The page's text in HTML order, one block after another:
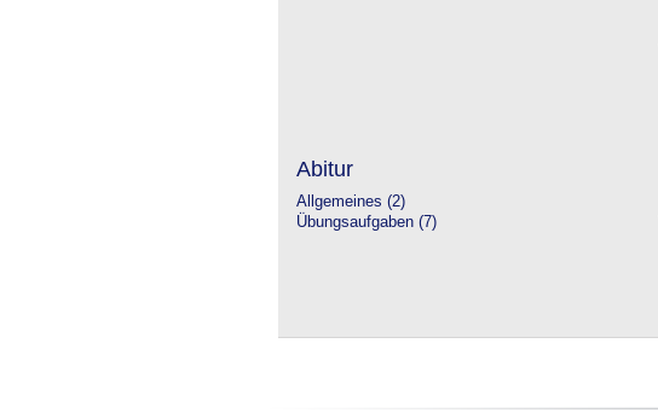
Abitur
Allgemeines (2)
Übungsaufgaben (7)